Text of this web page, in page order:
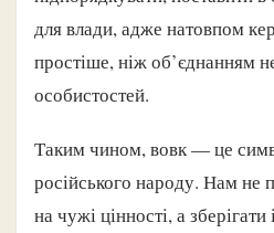
для влади, адже натовпом
простіше, ніж об’єднанням
особистостей.
Таким чином, вовк — це
російського народу. Нам не
на чужі цінності, а зберігати